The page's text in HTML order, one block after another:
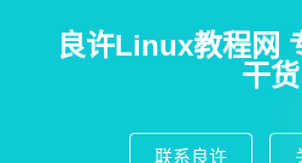
良许Linux教程网
干货
联系良许